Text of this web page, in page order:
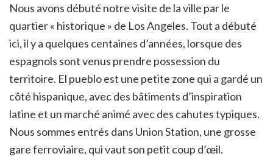
Nous avons débuté notre visite de la ville par le
quartier « historique » de Los Angeles. Tout a débuté
ici, il y a quelques centaines d’années, lorsque des
espagnols sont venus prendre possession du
territoire. El pueblo est une petite zone qui a gardé un
côté hispanique, avec des bâtiments d’inspiration
latine et un marché animé avec des cahutes typiques.
Nous sommes entrés dans Union Station, une grosse
gare ferroviaire, qui vaut son petit coup d’œil.